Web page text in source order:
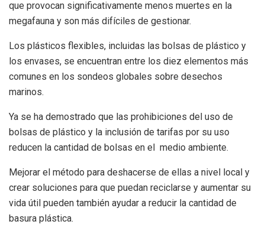
que provocan significativamente menos muertes en la
megafauna y son más difíciles de gestionar.
Los plásticos flexibles, incluidas las bolsas de plástico y
los envases, se encuentran entre los diez elementos más
comunes en los sondeos globales sobre desechos
marinos.
Ya se ha demostrado que las prohibiciones del uso de
bolsas de plástico y la inclusión de tarifas por su uso
reducen la cantidad de bolsas en el medio ambiente.
Mejorar el método para deshacerse de ellas a nivel local y
crear soluciones para que puedan reciclarse y aumentar su
vida útil pueden también ayudar a reducir la cantidad de
basura plástica.